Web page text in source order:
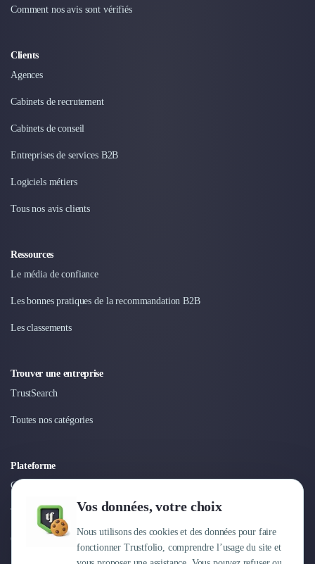
Vos données, votre choix
Nous utilisons des cookies et des données pour faire
fonctionner Trustfolio, comprendre l’usage du site et
Traiteur & Restauration
Conception & Aménagement de Bureaux
Office Management
Autres
Gestion Immobilière
Logiciel PropTech
Nettoyage & Ménage
Clubs & Réseaux Professionnels
Comment nos avis sont vérifiés
Clients
Agences
Cabinets de recrutement
Cabinets de conseil
Entreprises de services B2B
Logiciels métiers
Tous nos avis clients
Ressources
Le média de confiance
Les bonnes pratiques de la recommandation B2B
Les classements
Trouver une entreprise
TrustSearch
Toutes nos catégories
Plateforme
Connexion
Tarifs
Centre d'aide